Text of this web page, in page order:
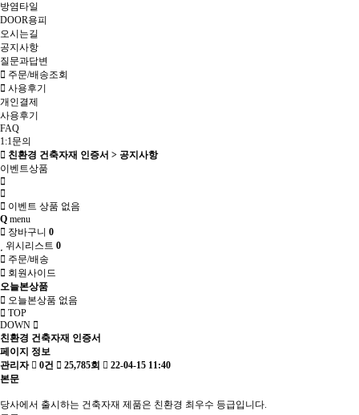
방염타일
DOOR용피
오시는길
공지사항
질문과답변
주문/배송조회
사용후기
개인결제
사용후기
FAQ
1:1문의
친환경 건축자재 인증서 > 공지사항
이벤트상품
이벤트 상품 없음
Q menu
장바구니 0
위시리스트 0
주문/배송
회원사이드
오늘본상품
오늘본상품 없음
TOP
DOWN
친환경 건축자재 인증서
페이지 정보
관리자
0건 25,785회
22-04-15 11:40
본문
당사에서 출시하는 건축자재 제품은 친환경 최우수 등급입니다.